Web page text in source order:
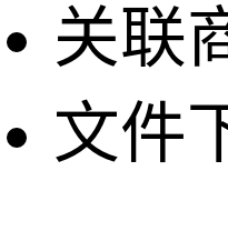
关联
文件